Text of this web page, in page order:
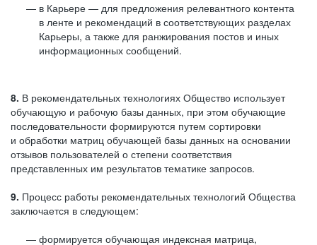
в Карьере — для предложения релевантного контента
в ленте и рекомендаций в соответствующих разделах
Карьеры, а также для ранжирования постов и иных
информационных сообщений.
8. В рекомендательных технологиях Общество использует
обучающую и рабочую базы данных, при этом обучающие
последовательности формируются путем сортировки
и обработки матриц обучающей базы данных на основании
отзывов пользователей о степени соответствия
представленных им результатов тематике запросов.
9. Процесс работы рекомендательных технологий Общества
заключается в следующем:
формируется обучающая индексная матрица,